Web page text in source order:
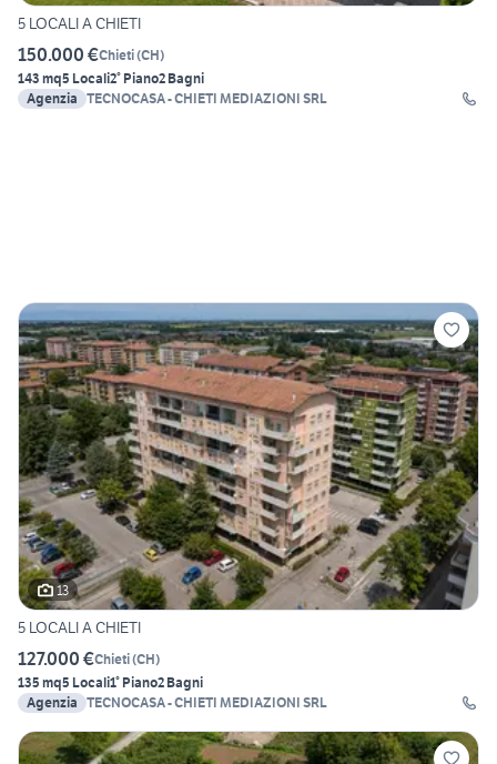
5 LOCALI A CHIETI
150.000 €Chieti(CH)
143 mq5 Locali2° Piano2 Bagni
Agenzia TECNOCASA - CHIETI MEDIAZIONI SRL
13
5 LOCALI A CHIETI
127.000 €Chieti(CH)
135 mq5 Locali1° Piano2 Bagni
Agenzia TECNOCASA - CHIETI MEDIAZIONI SRL